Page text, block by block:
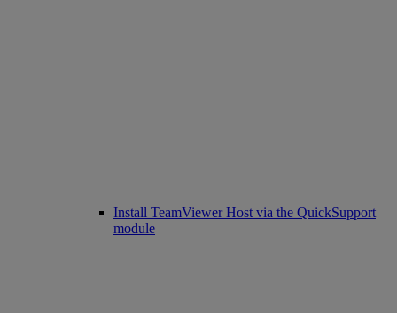
Install TeamViewer Host via the QuickSupport
module